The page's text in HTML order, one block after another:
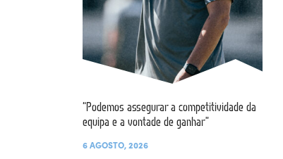
“Podemos assegurar a competitividade da
equipa e a vontade de ganhar”
6 AGOSTO, 2026